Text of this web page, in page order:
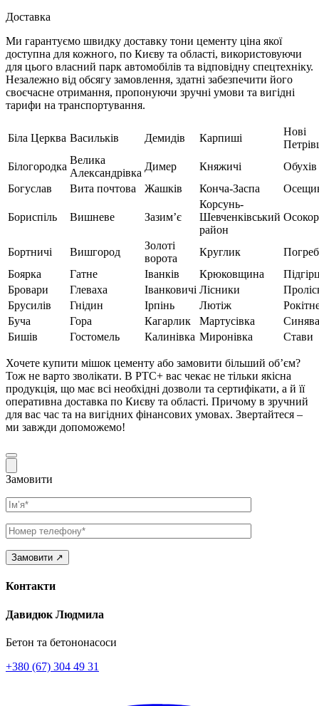
Доставка
Ми гарантуємо швидку доставку тони цементу ціна якої
доступна для кожного, по Києву та області, використовуючи
для цього власний парк автомобілів та відповідну спецтехніку.
Незалежно від обсягу замовлення, здатні забезпечити його
своєчасне отримання, пропонуючи зручні умови та вигідні
тарифи на транспортування.
Біла Церква Васильків Демидів Карпиші
Нові
Білогородка
Велика
Александрівка
Димер Княжичі
Обухів
Богуслав
Вита почтова Жашків Конча-Заспа
Бориспіль Вишневе Зазим’є
Корсунь-
Шевченківський
район
Бортничі Вишгород
Золоті
ворота
Круглик
Боярка
Гатне Іванків Крюковщина
Бровари
Глеваха Іванковичі Лісники
Брусилів
Гнідин Ірпінь Лютіж
Буча
Гора Кагарлик Мартусівка
Синява
Бишів
Гостомель Калинівка Миронівка Стави
Хочете купити мішок цементу або замовити більший об’єм?
Тож не варто зволікати. В РТС+ вас чекає не тільки якісна
продукція, що має всі необхідні дозволи та сертифікати, а й її
оперативна доставка по Києву та області. Причому в зручний
для вас час та на вигідних фінансових умовах. Звертайтеся –
ми завжди допоможемо!
Замовити
Ім’я
Телефон
Контакти
Давидюк Людмила
Бетон та бетононасоси
+380 (67) 304 49 31